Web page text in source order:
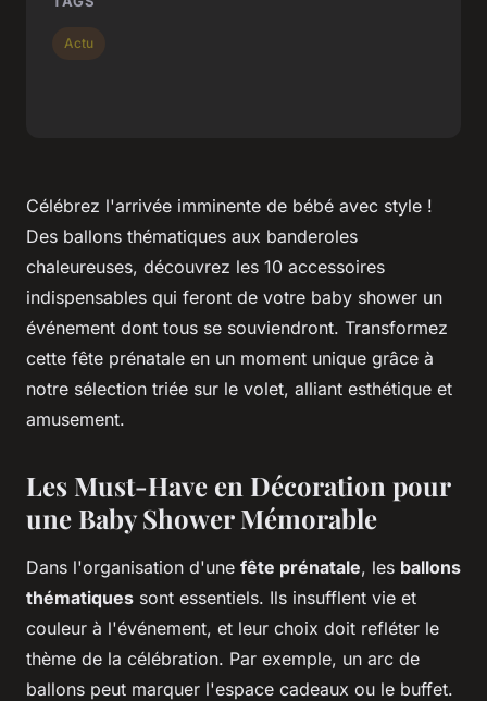
Célébrez l'arrivée imminente de bébé avec style !
Des ballons thématiques aux banderoles
chaleureuses, découvrez les 10 accessoires
indispensables qui feront de votre baby shower un
événement dont tous se souviendront. Transformez
cette fête prénatale en un moment unique grâce à
notre sélection triée sur le volet, alliant esthétique et
amusement.
Les Must-Have en Décoration pour
une Baby Shower Mémorable
Dans l'organisation d'une fête prénatale, les ballons
thématiques sont essentiels. Ils insufflent vie et
couleur à l'événement, et leur choix doit refléter le
thème de la célébration. Par exemple, un arc de
ballons peut marquer l'espace cadeaux ou le buffet.
Actu